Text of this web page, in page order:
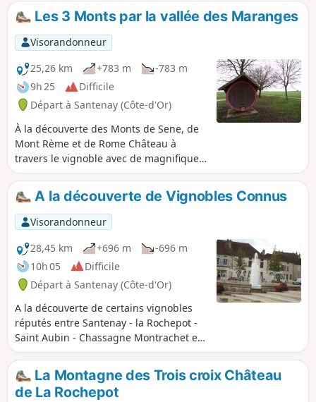
Les 3 Monts par la vallée des Maranges
Visorandonneur
25,26 km
+783 m
-783 m
9h 25
Difficile
Départ à Santenay (Côte-d'Or)
À la découverte des Monts de Sene, de
Mont Rème et de Rome Château à
travers le vignoble avec de magnifiques
paysage.
A la découverte de Vignobles Connus
Visorandonneur
28,45 km
+696 m
-696 m
10h 05
Difficile
Départ à Santenay (Côte-d'Or)
A la découverte de certains vignobles
réputés entre Santenay - la Rochepot -
Saint Aubin - Chassagne Montrachet et
retour à Santenay. Vue magnifique sur
les différentes vallées traversées et sur
le vignoble, très présent.
La Montagne des Trois croix Château
de La Rochepot